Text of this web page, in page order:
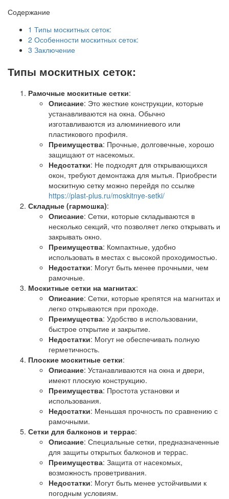
Содержание
1 Типы москитных сеток:
2 Особенности москитных сеток:
3 Заключение
Типы москитных сеток:
Рамочные москитные сетки:
Описание: Это жесткие конструкции, которые
устанавливаются на окна. Обычно
изготавливаются из алюминиевого или
пластикового профиля.
Преимущества: Прочные, долговечные, хорошо
защищают от насекомых.
Недостатки: Не подходят для открывающихся
окон, требуют демонтажа для мытья. Приобрести
москитную сетку можно перейдя по ссылке
https://plast-plus.ru/moskitnye-setki/
Складные (гармошка):
Описание: Сетки, которые складываются в
несколько секций, что позволяет легко открывать и
закрывать окно.
Преимущества: Компактные, удобно
использовать в местах с высокой проходимостью.
Недостатки: Могут быть менее прочными, чем
рамочные.
Москитные сетки на магнитах:
Описание: Сетки, которые крепятся на магнитах и
легко открываются при проходе.
Преимущества: Удобство в использовании,
быстрое открытие и закрытие.
Недостатки: Могут не обеспечивать полную
герметичность.
Плоские москитные сетки:
Описание: Устанавливаются на окна и двери,
имеют плоскую конструкцию.
Преимущества: Простота установки и
использования.
Недостатки: Меньшая прочность по сравнению с
рамочными.
Сетки для балконов и террас:
Описание: Специальные сетки, предназначенные
для защиты открытых балконов и террас.
Преимущества: Защита от насекомых,
возможность проветривания.
Недостатки: Могут быть менее устойчивыми к
погодным условиям.